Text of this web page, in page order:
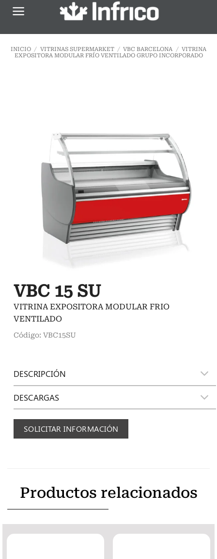
Saltar
INICIO / VITRINAS SUPERMARKET / VBC BARCELONA / VITRINA
EXPOSITORA MODULAR FRÍO VENTILADO GRUPO INCORPORADO
VBC 15 SU
VITRINA EXPOSITORA MODULAR FRIO
VENTILADO
Código: VBC15SU
DESCRIPCIÓN
DESCARGAS
SOLICITAR INFORMACIÓN
Productos relacionados